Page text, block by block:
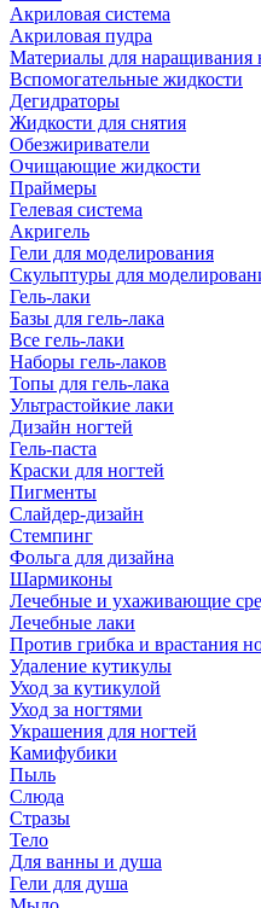
Акриловая система
Акриловая пудра
Материалы для наращивания
Вспомогательные жидкости
Дегидраторы
Жидкости для снятия
Обезжириватели
Очищающие жидкости
Праймеры
Гелевая система
Акригель
Гели для моделирования
Скульптуры для
Гель-лаки
Базы для гель-лака
Все гель-лаки
Наборы гель-лаков
Топы для гель-лака
Ультрастойкие лаки
Дизайн ногтей
Гель-паста
Краски для ногтей
Пигменты
Слайдер-дизайн
Стемпинг
Фольга для дизайна
Шармиконы
Лечебные и ухаживающие
Лечебные лаки
Против грибка и врастания
Удаление кутикулы
Уход за кутикулой
Уход за ногтями
Украшения для ногтей
Камифубики
Пыль
Слюда
Стразы
Тело
Для ванны и душа
Гели для душа